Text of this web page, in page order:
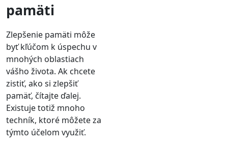
pamäti
Zlepšenie pamäti môže
byť kľúčom k úspechu v
mnohých oblastiach
vášho života. Ak chcete
zistiť, ako si zlepšiť
pamäť, čítajte ďalej.
Existuje totiž mnoho
techník, ktoré môžete za
týmto účelom využiť.